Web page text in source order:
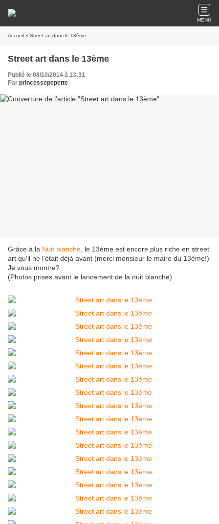
MENU
Accueil » Street art dans le 13ème
Street art dans le 13ème
Publié le 08/10/2014 à 13:31
Par princessepepette
Grâce à la Nuit blanche , le 13ème est encore plus riche en street
art qu'il ne l'était déjà avant (merci monsieur le maire du 13ème!)
Je vous montre?
(Photos prises avant le lancement de la nuit blanche)